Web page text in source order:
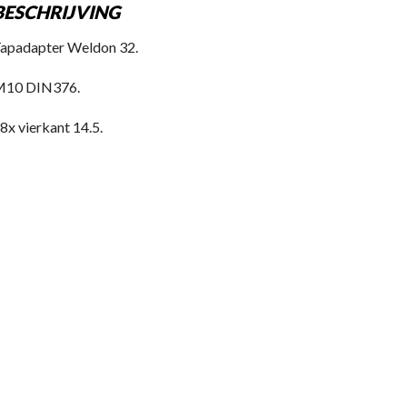
Weldon 32.
DIN376.
vierkant 14.5.